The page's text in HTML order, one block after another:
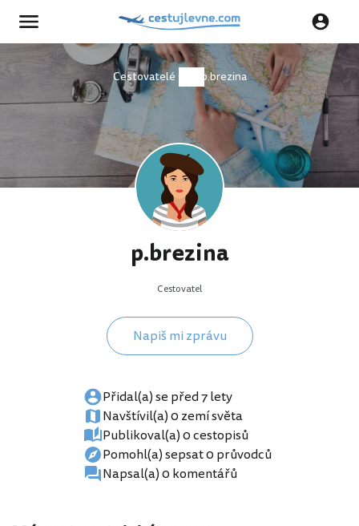
Cestovatelé p.brezina
p.brezina
Cestovatel
Napiš mi zprávu
Přidal(a) se před 7 lety
Navštívil(a) 0 zemí světa
Publikoval(a) 0 cestopisů
Pomohl(a) sepsat 0 průvodců
Napsal(a) 0 komentářů